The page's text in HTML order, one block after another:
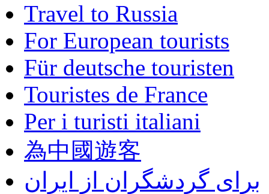
Travel to Russia
For European tourists
Für deutsche touristen
Touristes de France
Per i turisti italiani
為中國遊客
برای گردشگران از ایران